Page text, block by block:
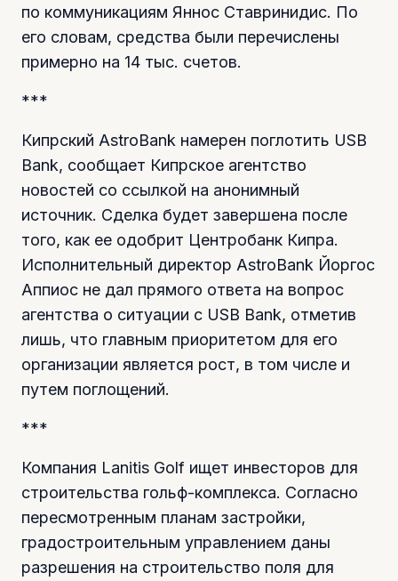
по коммуникациям Яннос Ставринидис. По
его словам, средства были перечислены
примерно на 14 тыс. счетов.
***
Кипрский AstroВank намерен поглотить USB
Bank, сообщает Кипрское агентство
новостей со ссылкой на анонимный
источник. Сделка будет завершена после
того, как ее одобрит Центробанк Кипра.
Исполнительный директор AstroВank Йоргос
Аппиос не дал прямого ответа на вопрос
агентства о ситуации с USB Bank, отметив
лишь, что главным приоритетом для его
организации является рост, в том числе и
путем поглощений.
***
Компания Lanitis Golf ищет инвесторов для
строительства гольф-комплекса. Согласно
пересмотренным планам застройки,
градостроительным управлением даны
разрешения на строительство поля для